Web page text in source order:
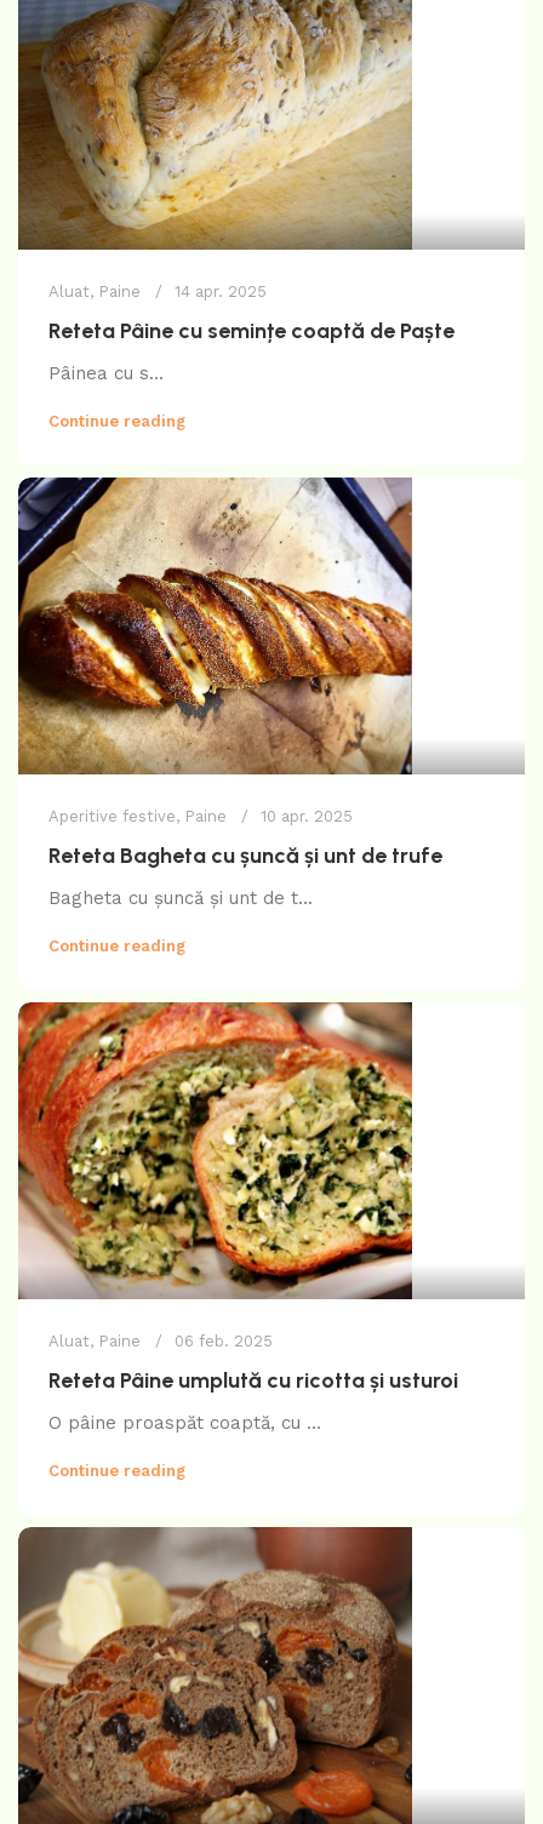
Aluat, Paine 14 apr. 2025
Reteta Pâine cu semințe coaptă de Paște
Pâinea cu s...
Continue reading
Aperitive festive, Paine 10 apr. 2025
Reteta Bagheta cu șuncă și unt de trufe
Bagheta cu șuncă și unt de t...
Continue reading
Aluat, Paine 06 feb. 2025
Reteta Pâine umplută cu ricotta și usturoi
O pâine proaspăt coaptă, cu ...
Continue reading